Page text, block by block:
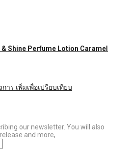
& Shine Perfume Lotion Caramel
การ เพิ่มเพื่อเปรียบเทียบ
our newsletter. You will also
and more,